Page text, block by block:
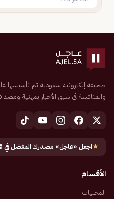
والمنافسة في سبق الأخبار بمهنية
★اجعل «عاجل» مصدرك المفضل في
الأقسام
المحليات